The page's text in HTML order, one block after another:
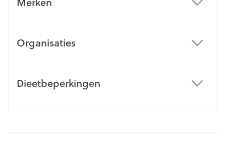
Organisaties
Dieetbeperkingen